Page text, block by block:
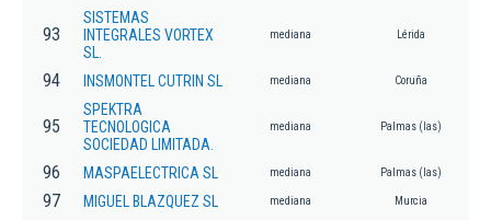
93
SISTEMAS
INTEGRALES VORTEX
SL.
mediana Lérida
94 INSMONTEL CUTRIN SL mediana Coruña
95
SPEKTRA
TECNOLOGICA
SOCIEDAD LIMITADA.
mediana Palmas (las)
96 MASPAELECTRICA SL mediana Palmas (las)
97 MIGUEL BLAZQUEZ SL mediana Murcia